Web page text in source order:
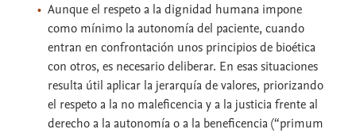
Aunque el respeto a la dignidad humana impone
como mínimo la autonomía del paciente, cuando
entran en confrontación unos principios de bioética
con otros, es necesario deliberar. En esas situaciones
resulta útil aplicar la jerarquía de valores, priorizando
el respeto a la no maleficencia y a la justicia frente al
derecho a la autonomía o a la beneficencia (“primum